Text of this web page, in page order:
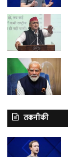
तकनीकी